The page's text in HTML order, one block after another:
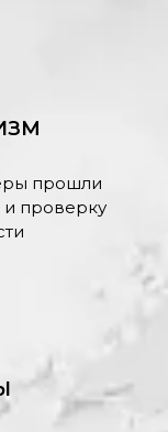
прошли
проверку